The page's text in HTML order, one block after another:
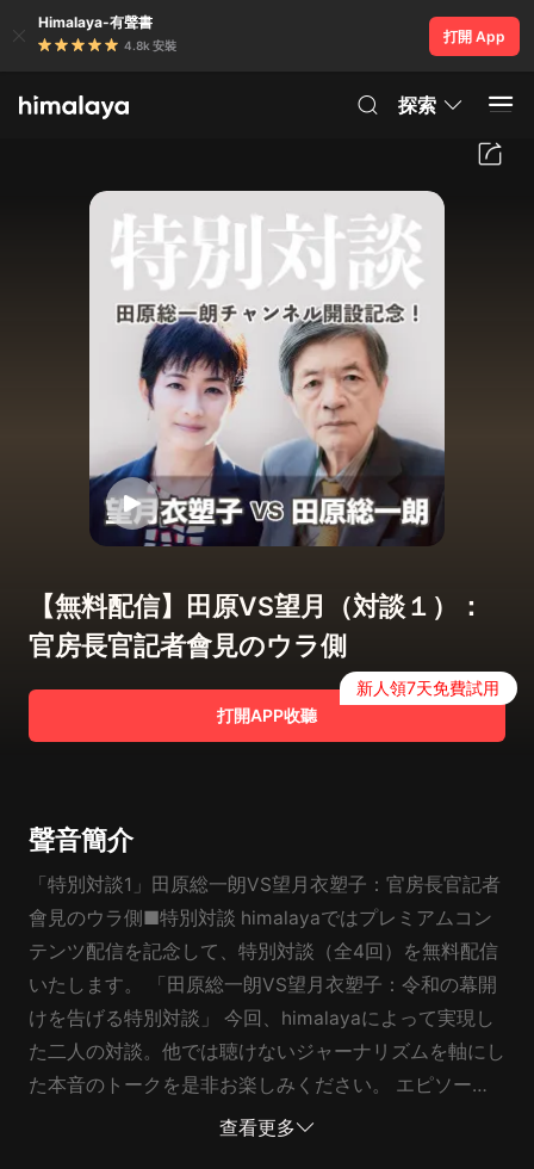
Himalaya-有聲書
4.8k 安裝
打開 App
探索
【無料配信】田原VS望月（対談１）：
官房長官記者會見のウラ側
打開APP收聽
新人領7天免費試用
聲音簡介
「特別対談1」田原総一朗VS望月衣塑子：官房長官記者
會見のウラ側■特別対談 himalayaではプレミアムコン
テンツ配信を記念して、特別対談（全4回）を無料配信
いたします。 「田原総一朗VS望月衣塑子：令和の幕開
けを告げる特別対談」 今回、himalayaによって実現し
た二人の対談。他では聴けないジャーナリズムを軸にし
た本音のトークを是非お楽しみください。 エピソード
1：官房長官記者會見のウラ側 エピソード2：メスを入
查看更多